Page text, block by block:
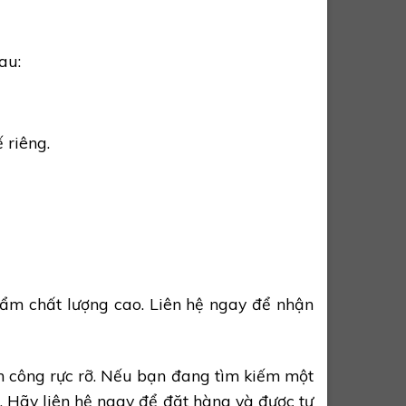
riêng.
chất lượng cao. Liên hệ ngay để nhận
công rực rỡ. Nếu bạn đang tìm kiếm một
Hãy liên hệ ngay để đặt hàng và được tư